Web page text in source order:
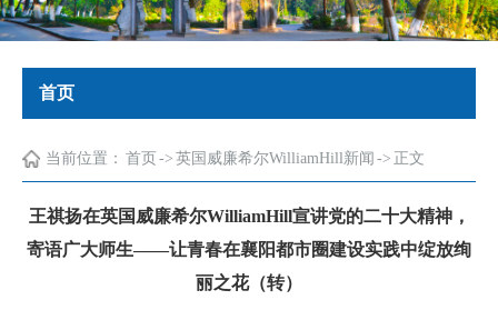
首页
当前位置： 首页 -> 英国威廉希尔WilliamHill新闻 -> 正文
王祺扬在英国威廉希尔WilliamHill宣讲党的二十大精神，
寄语广大师生——让青春在襄阳都市圈建设实践中绽放绚
丽之花（转）